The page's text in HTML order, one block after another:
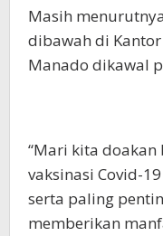
Masih
dibawah di Kantor
Manado dikawal
“Mari kita
vaksinasi Covid-
serta paling
memberikan